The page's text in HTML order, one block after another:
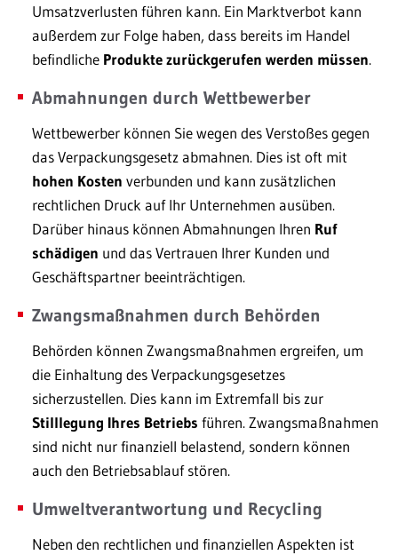
Umsatzverlusten führen kann. Ein Marktverbot kann
außerdem zur Folge haben, dass bereits im Handel
befindliche Produkte zurückgerufen werden müssen.
Abmahnungen durch Wettbewerber
Wettbewerber können Sie wegen des Verstoßes gegen
das Verpackungsgesetz abmahnen. Dies ist oft mit
hohen Kosten verbunden und kann zusätzlichen
rechtlichen Druck auf Ihr Unternehmen ausüben.
Darüber hinaus können Abmahnungen Ihren Ruf
schädigen und das Vertrauen Ihrer Kunden und
Geschäftspartner beeinträchtigen.
Zwangsmaßnahmen durch Behörden
Behörden können Zwangsmaßnahmen ergreifen, um
die Einhaltung des Verpackungsgesetzes
sicherzustellen. Dies kann im Extremfall bis zur
Stilllegung Ihres Betriebs führen. Zwangsmaßnahmen
sind nicht nur finanziell belastend, sondern können
auch den Betriebsablauf stören.
Umweltverantwortung und Recycling
Neben den rechtlichen und finanziellen Aspekten ist